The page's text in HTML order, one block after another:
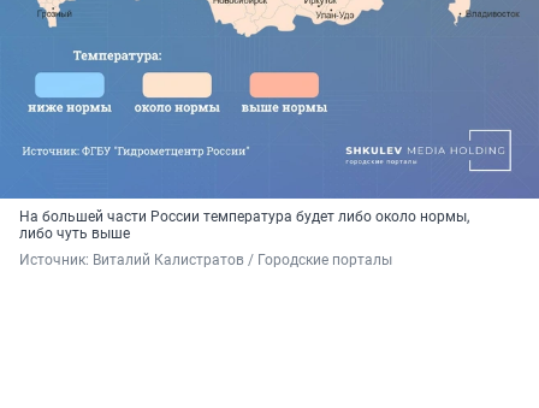
На большей части России температура будет либо около нормы,
либо чуть выше
Источник: Виталий Калистратов / Городские порталы